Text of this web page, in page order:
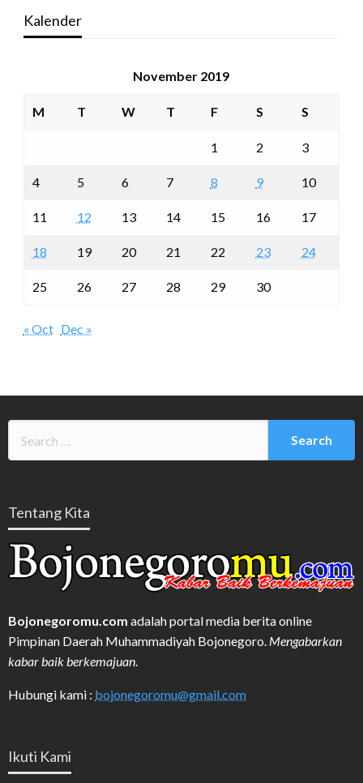
Kalender
November 2019
M T W T F S S
1 2 3
4 5 6 7 8 9 10
11 12 13 14 15 16 17
18 19 20 21 22 23 24
25 26 27 28 29 30
« Oct Dec »
Tentang Kita
Bojonegoromu.com adalah portal media berita online
Pimpinan Daerah Muhammadiyah Bojonegoro. Mengabarkan
kabar baik berkemajuan.
Hubungi kami : bojonegoromu@gmail.com
Ikuti Kami